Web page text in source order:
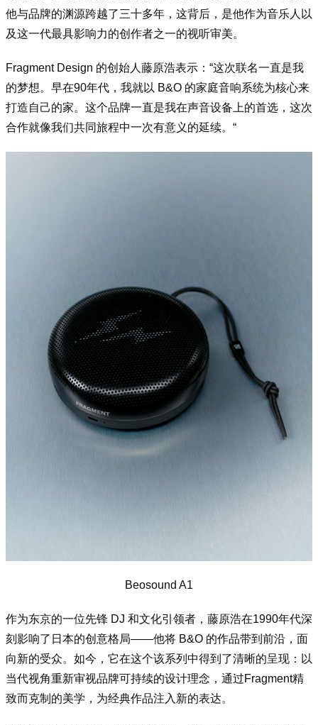
他与品牌的渊源跨越了三十多年，这背后，是他作为音乐人以
及这一代最具影响力的创作者之一的视听审美。
Fragment Design 的创始人藤原浩表示：“这次联名一直是我
的梦想。早在90年代，我就以 B&O 的家庭音响系统为核心来
打造自己的家。这个品牌一直是我在声音设备上的首选，这次
合作就像我们共同旅程中一次有意义的延续。“
Beosound A1
作为东京的一位先锋 DJ 和文化引领者，藤原浩在1990年代深
刻影响了日本的创意格局——他将 B&O 的作品带到前沿，面
向新的受众。如今，它在这个该系列中得到了清晰的呈现：以
当代视角重新审视品牌可持续的设计理念，通过Fragment精
致而克制的美学，为经典作品注入新的表达。